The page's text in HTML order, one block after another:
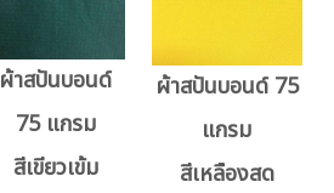
ผ้าสปันบอนด์
75 แกรม
สีเขียวเข้ม
ผ้าสปันบอนด์ 75
แกรม
สีเหลืองสด